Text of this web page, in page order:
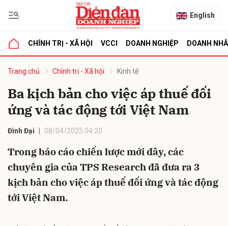
English
CHÍNH TRỊ - XÃ HỘI VCCI DOANH NGHIỆP DOANH
Trang chủ Chính trị - Xã hội Kinh tế
Ba kịch bản cho việc áp thuế đối
ứng và tác động tới Việt Nam
Đình Đại 08/04/2025 04:20
Trong báo cáo chiến lược mới đây, các
chuyên gia của TPS Research đã đưa ra 3
kịch bản cho việc áp thuế đối ứng và tác động
tới Việt Nam.
luận
Hủy